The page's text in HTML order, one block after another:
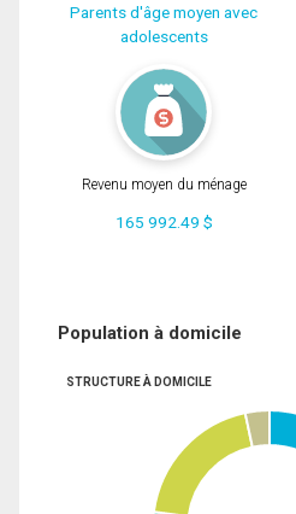
Parents d'âge moyen avec
adolescents
Revenu moyen du ménage
165 992.49 $
Population à domicile
STRUCTURE À DOMICILE